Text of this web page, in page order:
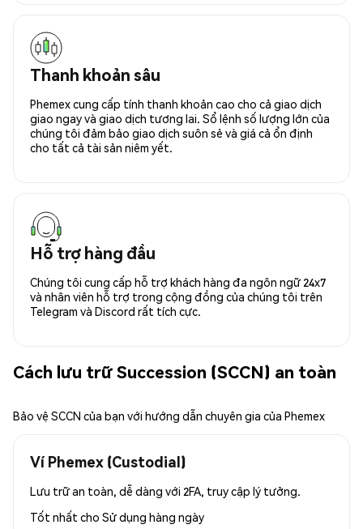
Thanh khoản sâu
Phemex cung cấp tính thanh khoản cao cho cả giao dịch
giao ngay và giao dịch tương lai. Sổ lệnh số lượng lớn của
chúng tôi đảm bảo giao dịch suôn sẻ và giá cả ổn định
cho tất cả tài sản niêm yết.
Hỗ trợ hàng đầu
Chúng tôi cung cấp hỗ trợ khách hàng đa ngôn ngữ 24x7
và nhân viên hỗ trợ trong cộng đồng của chúng tôi trên
Telegram và Discord rất tích cực.
Cách lưu trữ Succession (SCCN) an toàn
Bảo vệ SCCN của bạn với hướng dẫn chuyên gia của Phemex
Ví Phemex (Custodial)
Lưu trữ an toàn, dễ dàng với 2FA, truy cập lý tưởng.
Tốt nhất cho Sử dụng hàng ngày